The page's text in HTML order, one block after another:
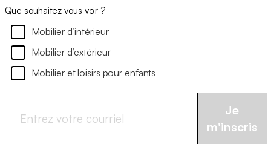
Que souhaitez vous voir ?
Mobilier d’intérieur
Mobilier d’extérieur
Mobilier et loisirs pour enfants
Je
m'inscris